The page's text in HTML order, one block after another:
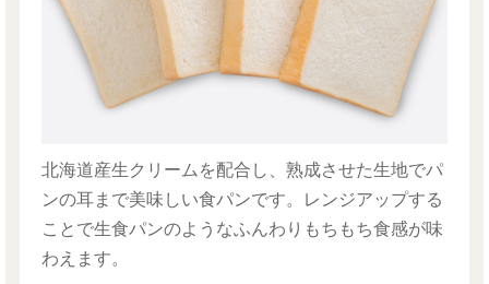
北海道産生クリームを配合し、熟成させた生地でパ
ンの耳まで美味しい食パンです。レンジアップする
ことで生食パンのようなふんわりもちもち食感が味
わえます。